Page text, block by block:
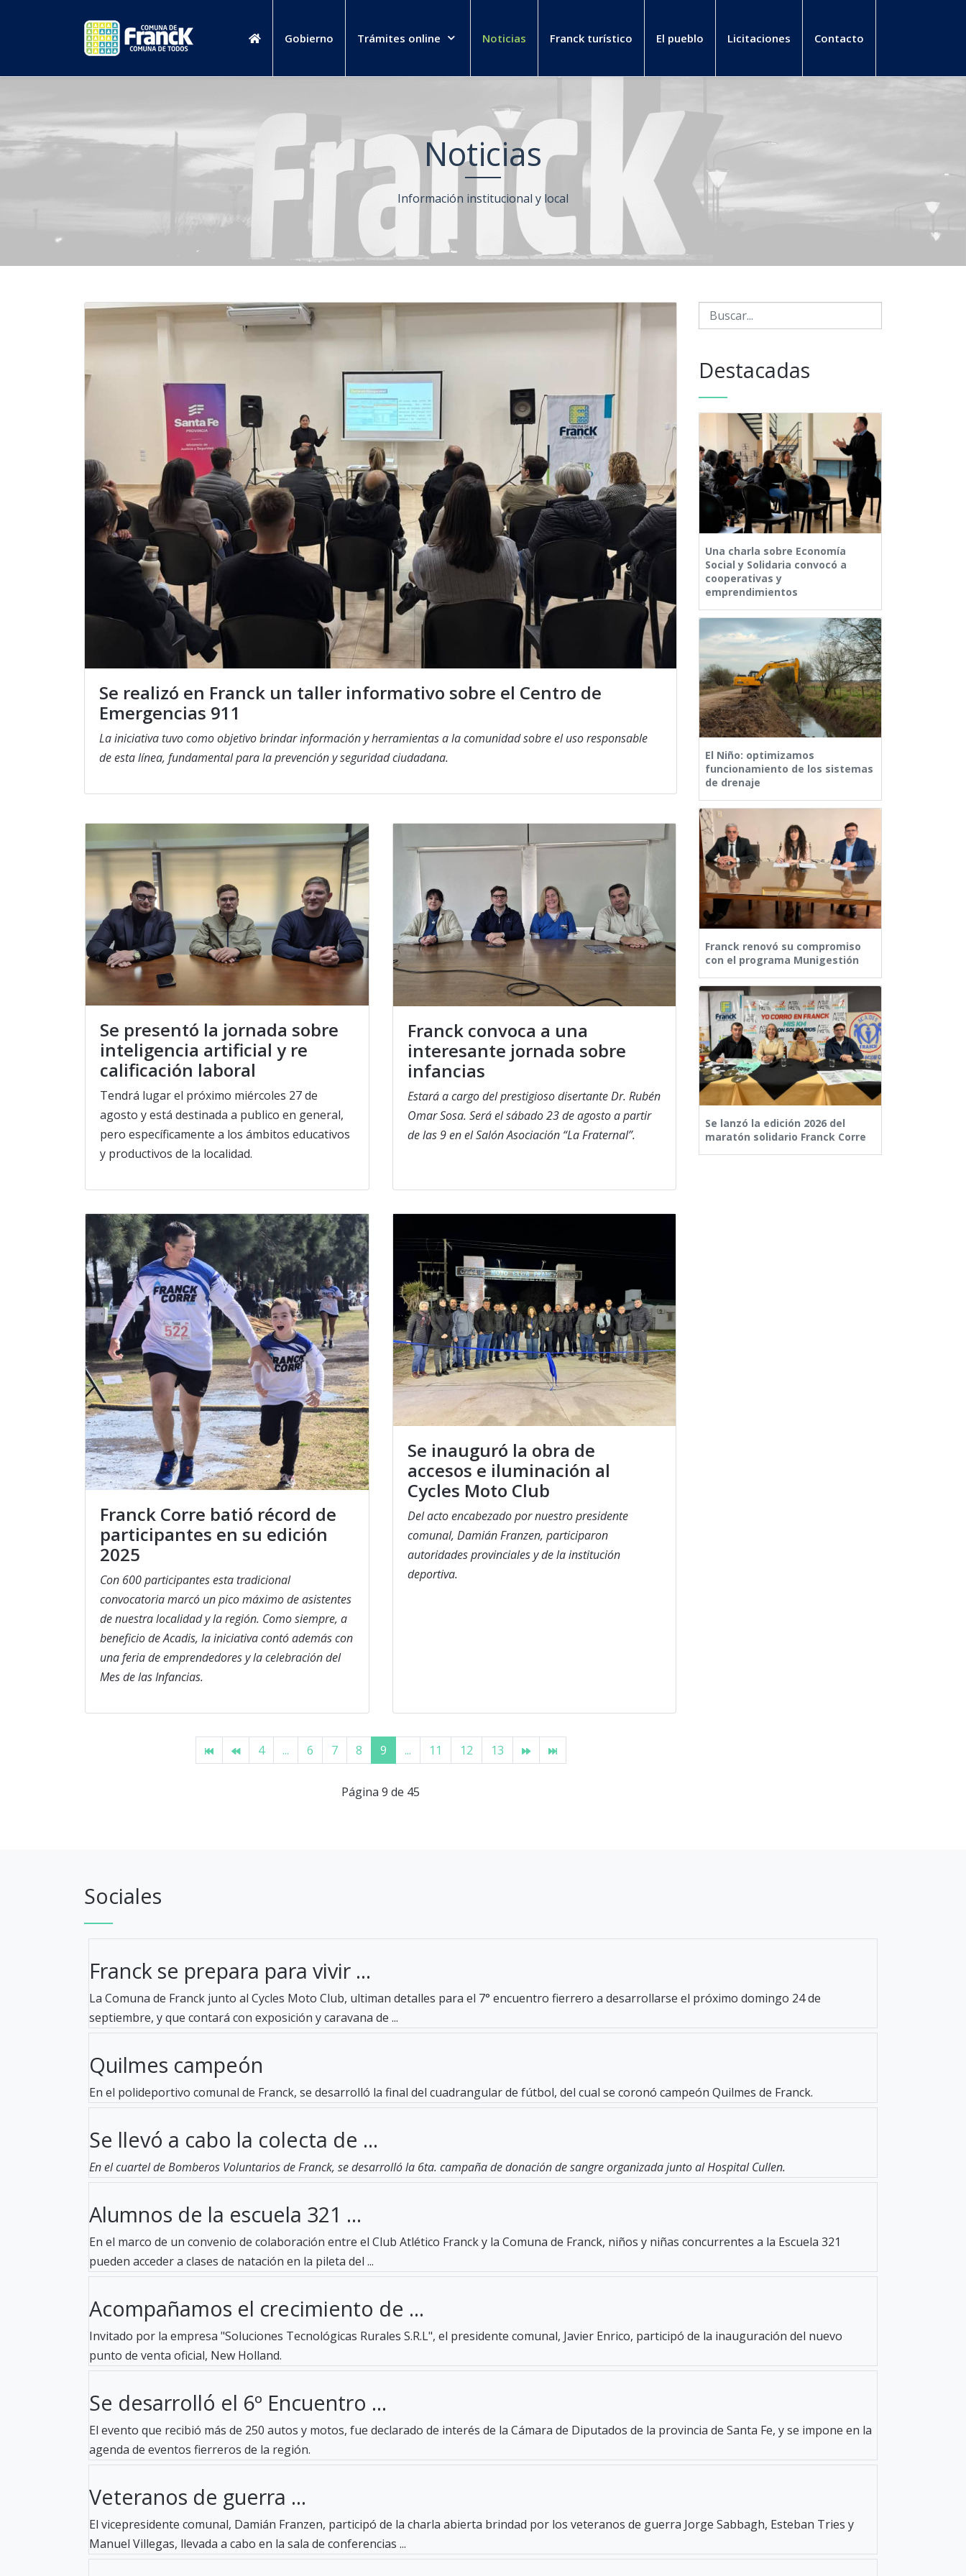
Gobierno Trámites online Noticias Franck turístico El pueblo Licitaciones Contacto
Noticias
Información institucional y local
Se realizó en Franck un taller informativo sobre el Centro de
Emergencias 911
La iniciativa tuvo como objetivo brindar información y herramientas a la comunidad sobre el uso responsable
de esta línea, fundamental para la prevención y seguridad ciudadana.
Se presentó la jornada sobre
inteligencia artificial y re
calificación laboral
Tendrá lugar el próximo miércoles 27 de
agosto y está destinada a publico en general,
pero específicamente a los ámbitos educativos
y productivos de la localidad.
Franck convoca a una
interesante jornada sobre
infancias
Estará a cargo del prestigioso disertante Dr. Rubén
Omar Sosa. Será el sábado 23 de agosto a partir
de las 9 en el Salón Asociación “La Fraternal”.
Franck Corre batió récord de
participantes en su edición
2025
Con 600 participantes esta tradicional
convocatoria marcó un pico máximo de asistentes
de nuestra localidad y la región. Como siempre, a
beneficio de Acadis, la iniciativa contó además con
una feria de emprendedores y la celebración del
Mes de las Infancias.
Se inauguró la obra de
accesos e iluminación al
Cycles Moto Club
Del acto encabezado por nuestro presidente
comunal, Damián Franzen, participaron
autoridades provinciales y de la institución
deportiva.
4 ... 6 7 8 9 ... 11 12 13
Página 9 de 45
Destacadas
Una charla sobre Economía
Social y Solidaria convocó a
cooperativas y
emprendimientos
El Niño: optimizamos
funcionamiento de los sistemas
de drenaje
Franck renovó su compromiso
con el programa Munigestión
Se lanzó la edición 2026 del
maratón solidario Franck Corre
Sociales
Franck se prepara para vivir ...
La Comuna de Franck junto al Cycles Moto Club, ultiman detalles para el 7° encuentro fierrero a desarrollarse el próximo domingo 24 de
septiembre, y que contará con exposición y caravana de ...
Quilmes campeón
En el polideportivo comunal de Franck, se desarrolló la final del cuadrangular de fútbol, del cual se coronó campeón Quilmes de Franck.
Se llevó a cabo la colecta de ...
En el cuartel de Bomberos Voluntarios de Franck, se desarrolló la 6ta. campaña de donación de sangre organizada junto al Hospital Cullen.
Alumnos de la escuela 321 ...
En el marco de un convenio de colaboración entre el Club Atlético Franck y la Comuna de Franck, niños y niñas concurrentes a la Escuela 321
pueden acceder a clases de natación en la pileta del ...
Acompañamos el crecimiento de ...
Invitado por la empresa "Soluciones Tecnológicas Rurales S.R.L", el presidente comunal, Javier Enrico, participó de la inauguración del nuevo
punto de venta oficial, New Holland.
Se desarrolló el 6º Encuentro ...
El evento que recibió más de 250 autos y motos, fue declarado de interés de la Cámara de Diputados de la provincia de Santa Fe, y se impone en la
agenda de eventos fierreros de la región.
Veteranos de guerra ...
El vicepresidente comunal, Damián Franzen, participó de la charla abierta brindad por los veteranos de guerra Jorge Sabbagh, Esteban Tries y
Manuel Villegas, llevada a cabo en la sala de conferencias ...